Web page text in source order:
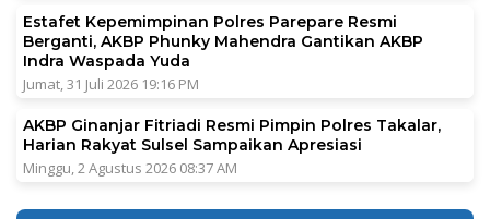
Estafet Kepemimpinan Polres Parepare Resmi
Berganti, AKBP Phunky Mahendra Gantikan AKBP
Indra Waspada Yuda
Jumat, 31 Juli 2026 19:16 PM
AKBP Ginanjar Fitriadi Resmi Pimpin Polres Takalar,
Harian Rakyat Sulsel Sampaikan Apresiasi
Minggu, 2 Agustus 2026 08:37 AM